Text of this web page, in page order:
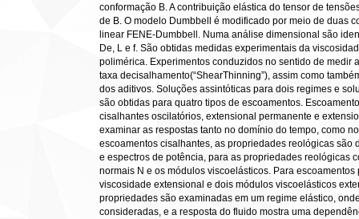
conformação B. A contribuição elástica do tensor de
de B. O modelo Dumbbell é modificado por meio de duas
linear FENE-Dumbbell. Numa análise dimensional são
De, L e f. São obtidas medidas experimentais da
polimérica. Experimentos conduzidos no sentido de medir
taxa decisalhamento(“ShearThinning”), assim como
dos aditivos. Soluções assintóticas para dois regimes e
são obtidas para quatro tipos de escoamentos.
cisalhantes oscilatórios, extensional permanente e
examinar as respostas tanto no domínio do tempo, como
escoamentos cisalhantes, as propriedades reológicas são
e espectros de potência, para as propriedades reológicas
normais N e os módulos viscoelásticos. Para
viscosidade extensional e dois módulos viscoelásticos
propriedades são examinadas em um regime elástico,
consideradas, e a resposta do fluido mostra uma